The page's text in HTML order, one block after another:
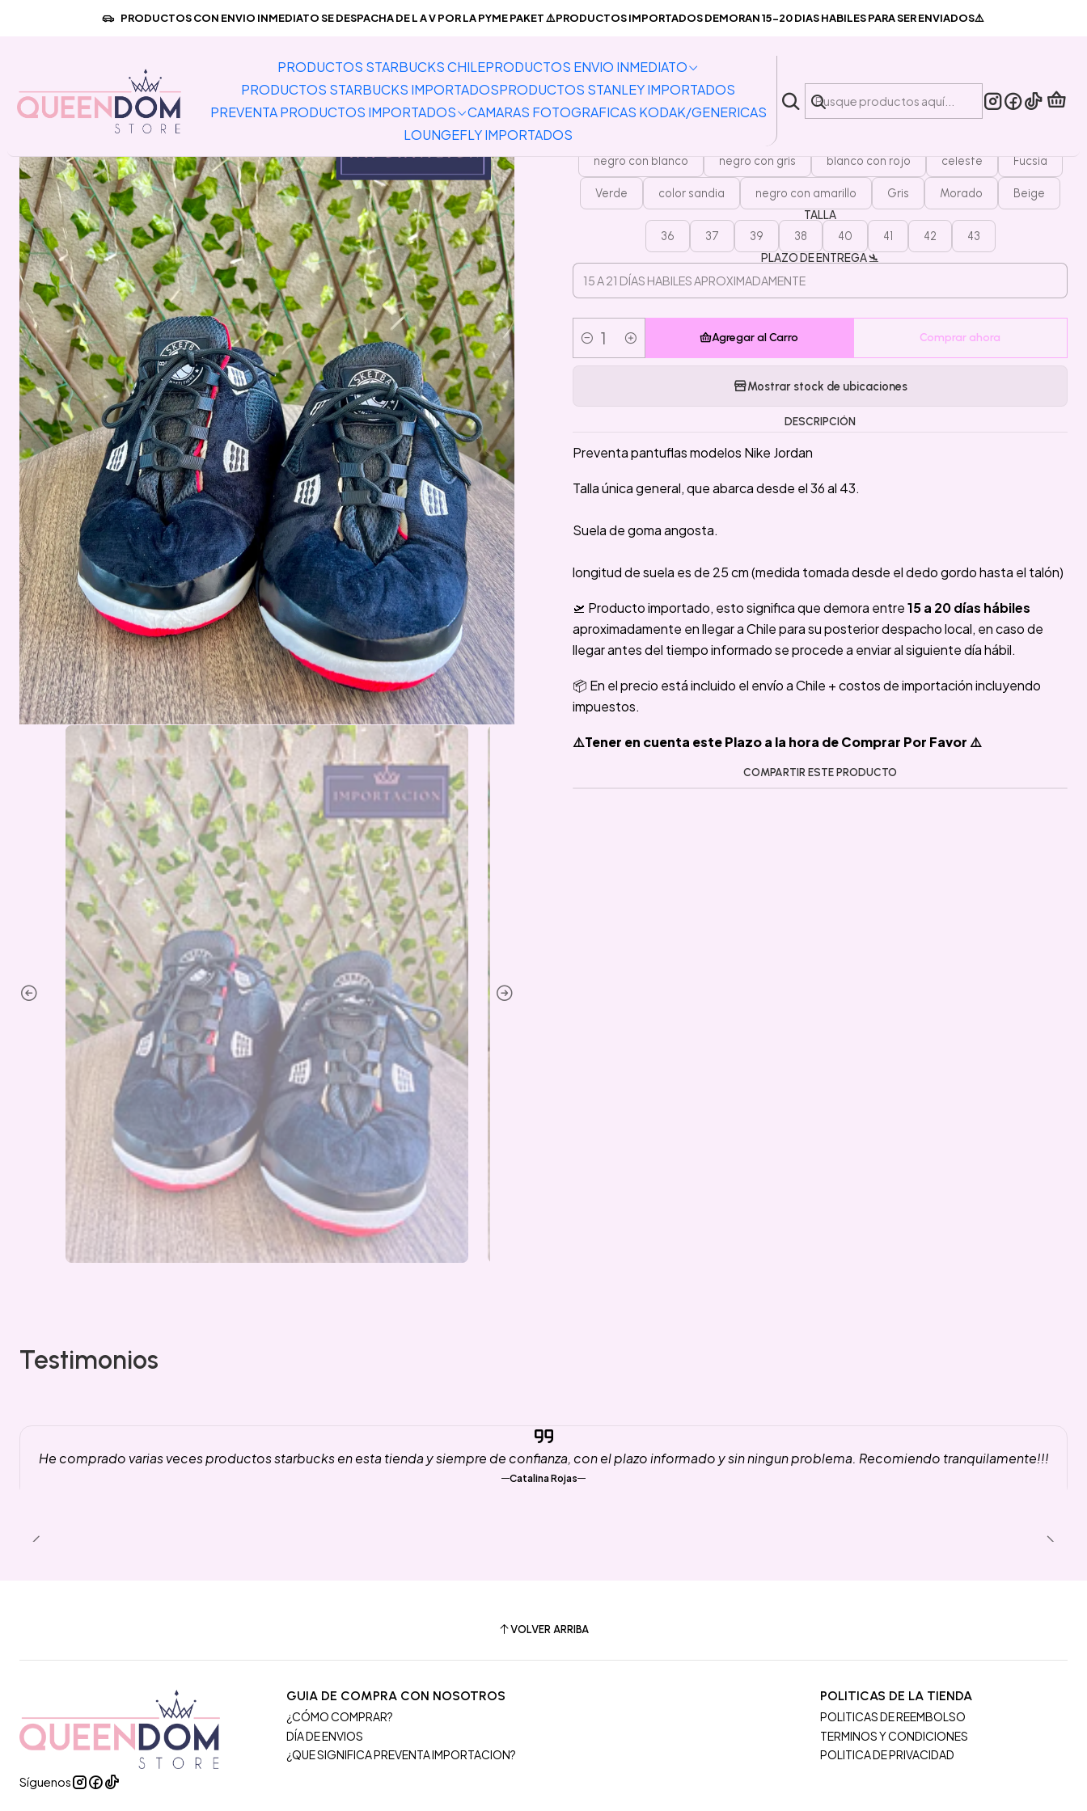
PRODUCTOS STARBUCKS CHILEPRODUCTOS ENVIO INMEDIATO
PRODUCTOS STARBUCKS IMPORTADOSPRODUCTOS STANLEY IMPORTADOS
PREVENTA PRODUCTOS IMPORTADOS
CAMARAS FOTOGRAFICAS KODAK/GENERICAS
LOUNGEFLY IMPORTADOS
PRODUCTOS CON ENVIO INMEDIATO SE DESPACHA DE L A V POR LA PYME PAKET ⚠️PRODUCTOS IMPORTADOS DEMORAN 15-20 DIAS HABILES PARA SER ENVIADOS⚠️
Inicio PREVENTA PRODUCTOS IMPORTADOS Pantuflas Preventa Pantuflas modelos Nike Jordan
Preventa Pantuflas modelos Nike Jordan
negro con blanco negro con gris blanco con rojo celeste Fucsia
Verde color sandia negro con amarillo Gris Morado Beige
TALLA
36 37 39 38 40 41 42 43
PLAZO DE ENTREGA 🛬
Cantidad
Agregar al Carro Comprar ahora
Mostrar stock de ubicaciones
DESCRIPCIÓN
Preventa pantuflas modelos Nike Jordan
Talla única general, que abarca desde el 36 al 43.
Suela de goma angosta.
longitud de suela es de 25 cm (medida tomada desde el dedo gordo hasta el talón)
🛫 Producto importado, esto significa que demora entre15 a 20 días hábiles
aproximadamente en llegar a Chile para su posterior despacho local, en caso de
llegar antes del tiempo informado se procede a enviar al siguiente día hábil.
📦 En el precio está incluido el envío a Chile + costos de importación incluyendo
impuestos.
⚠️Tener en cuenta este Plazo a la hora de Comprar Por Favor ⚠️
COMPARTIR ESTE PRODUCTO
Testimonios
He comprado varias veces productos starbucks en esta tienda y siempre de confianza, con el plazo informado y sin ningun problema. Recomiendo tranquilamente!!!
Catalina Rojas
VOLVER ARRIBA
Síguenos
GUIA DE COMPRA CON NOSOTROS
¿CÓMO COMPRAR?
DÍA DE ENVIOS
¿QUE SIGNIFICA PREVENTA IMPORTACION?
POLITICAS DE LA TIENDA
POLITICAS DE REEMBOLSO
TERMINOS Y CONDICIONES
POLITICA DE PRIVACIDAD